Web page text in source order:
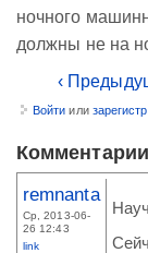
ночного
должны не на
‹
Войти или
Комментарии
remnanta
Ср, 2013-06-
26 12:43
link